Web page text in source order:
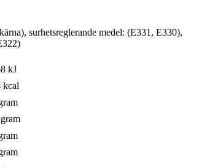
surhetsreglerande medel: (E331, E330),
kJ
kcal